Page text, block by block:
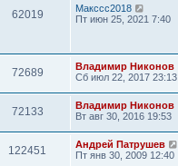
62019
Макссс2018
Пт июн 25, 2021 7:40
72689
Владимир Никонов
Сб июл 22, 2017 23:13
72133
Владимир Никонов
Вт авг 30, 2016 19:53
122451
Андрей Патрушев
Пт янв 30, 2009 12:40